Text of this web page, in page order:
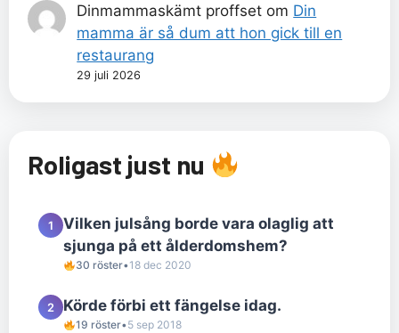
Dinmammaskämt proffset om Din
mamma är så dum att hon gick till en
restaurang
29 juli 2026
Roligast just nu
1
Vilken julsång borde vara olaglig att
sjunga på ett ålderdomshem?
30 röster•18 dec 2020
2 Körde förbi ett fängelse idag.
19 röster•5 sep 2018